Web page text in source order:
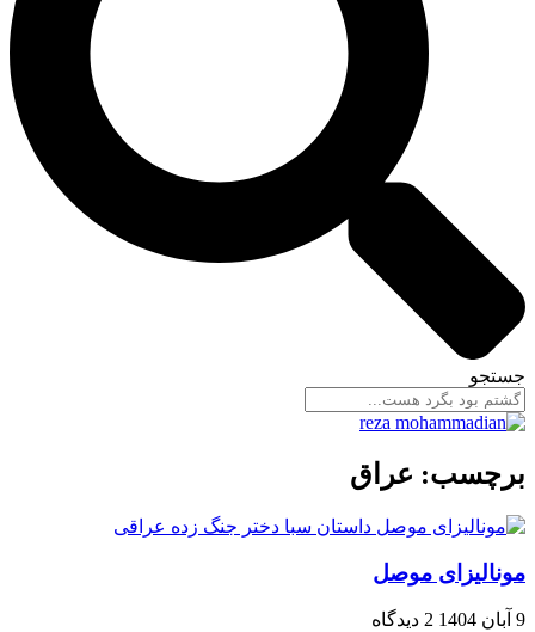
جستجو
برچسب: عراق
مونالیزای موصل
9 آبان 1404 2 دیدگاه